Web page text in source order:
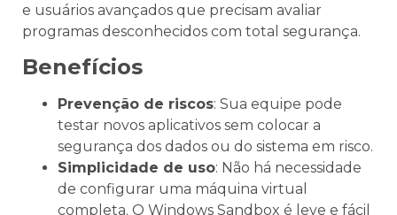
e usuários avançados que precisam avaliar
programas desconhecidos com total segurança.
Benefícios
Prevenção de riscos: Sua equipe pode
testar novos aplicativos sem colocar a
segurança dos dados ou do sistema em risco.
Simplicidade de uso: Não há necessidade
de configurar uma máquina virtual
completa. O Windows Sandbox é leve e fácil